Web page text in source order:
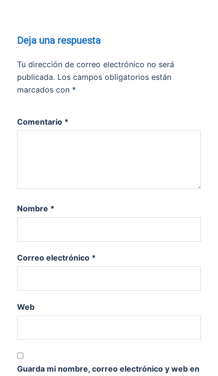
Deja una respuesta
Tu dirección de correo electrónico no será
publicada. Los campos obligatorios están
marcados con *
Comentario *
Nombre *
Correo electrónico *
Web
Guarda mi nombre, correo electrónico y web en